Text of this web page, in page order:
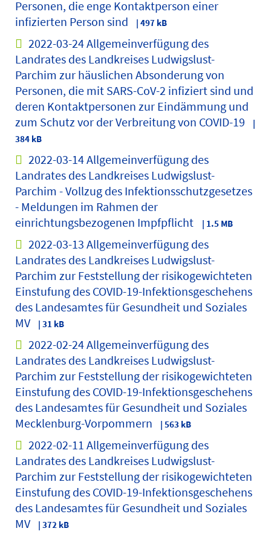
Personen, die enge Kontaktperson einer
infizierten Person sind
| 497 kB
2022-03-24 Allgemeinverfügung des
Landrates des Landkreises Ludwigslust-
Parchim zur häuslichen Absonderung von
Personen, die mit SARS-CoV-2 infiziert sind und
deren Kontaktpersonen zur Eindämmung und
zum Schutz vor der Verbreitung von COVID-19
|
384 kB
2022-03-14 Allgemeinverfügung des
Landrates des Landkreises Ludwigslust-
Parchim - Vollzug des Infektionsschutzgesetzes
- Meldungen im Rahmen der
einrichtungsbezogenen Impfpflicht
| 1.5 MB
2022-03-13 Allgemeinverfügung des
Landrates des Landkreises Ludwigslust-
Parchim zur Feststellung der risikogewichteten
Einstufung des COVID-19-Infektionsgeschehens
des Landesamtes für Gesundheit und Soziales
MV
| 31 kB
2022-02-24 Allgemeinverfügung des
Landrates des Landkreises Ludwigslust-
Parchim zur Feststellung der risikogewichteten
Einstufung des COVID-19-Infektionsgeschehens
des Landesamtes für Gesundheit und Soziales
Mecklenburg-Vorpommern
| 563 kB
2022-02-11 Allgemeinverfügung des
Landrates des Landkreises Ludwigslust-
Parchim zur Feststellung der risikogewichteten
Einstufung des COVID-19-Infektionsgeschehens
des Landesamtes für Gesundheit und Soziales
MV
| 372 kB